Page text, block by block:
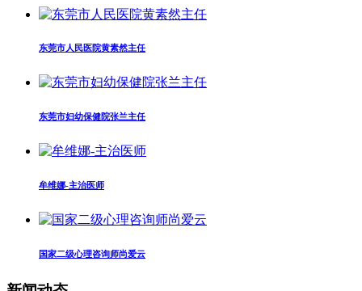
东莞市人民医院黄素然主任
东莞市妇幼保健院张兰主任
牟维娜-主治医师
国家二级心理咨询师尚爱云